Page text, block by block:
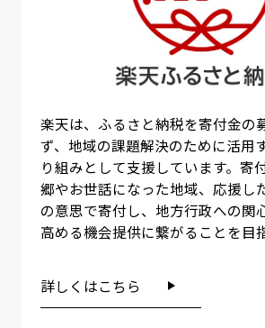
楽天は、ふるさと納税を寄付金の
ず、地域の課題解決のために活用
り組みとして支援しています。寄
郷やお世話になった地域、応援し
の意思で寄付し、地方行政への関
高める機会提供に繋がることを目
詳しくはこちら